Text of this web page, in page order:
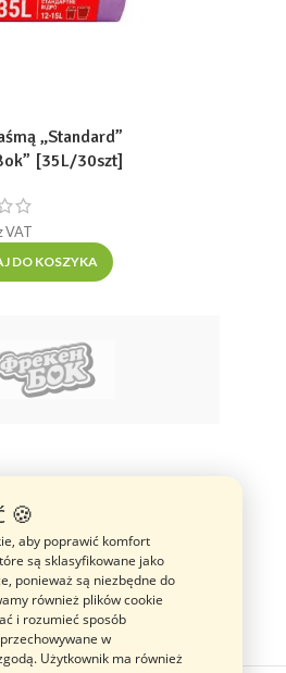
„Standard”
[35L/30szt]
VAT
DO KOSZYKA
🍪
aby poprawić komfort
są sklasyfikowane jako
ponieważ są niezbędne do
również plików cookie
i rozumieć sposób
w
Użytkownik ma również